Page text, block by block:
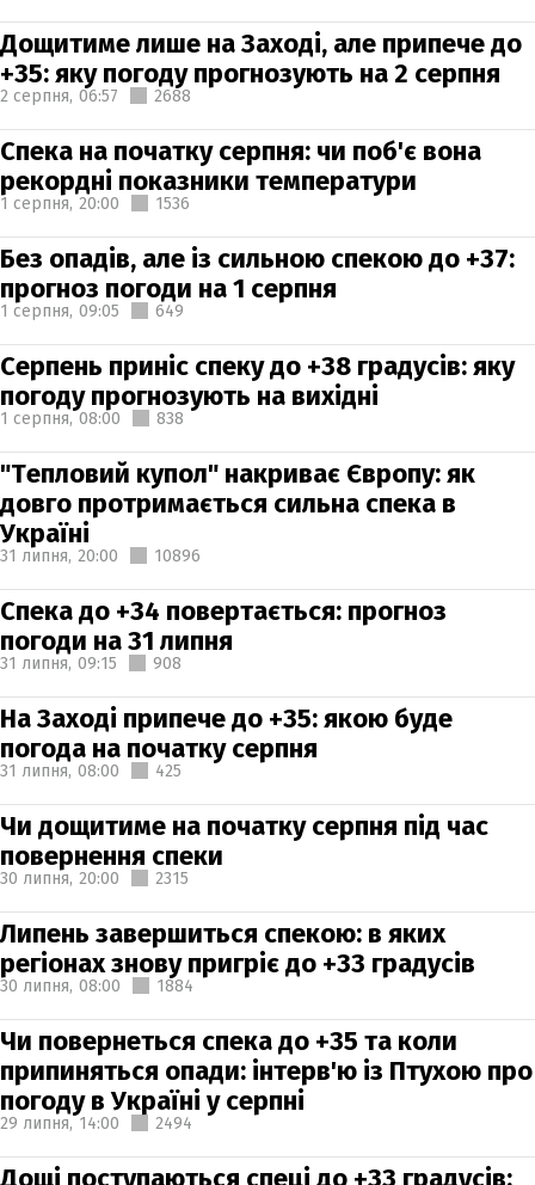
Дощитиме лише на Заході, але припече до
+35: яку погоду прогнозують на 2 серпня
2 серпня, 06:57 2688
Спека на початку серпня: чи поб'є вона
рекордні показники температури
1 серпня, 20:00 1536
Без опадів, але із сильною спекою до +37:
прогноз погоди на 1 серпня
1 серпня, 09:05 649
Серпень приніс спеку до +38 градусів: яку
погоду прогнозують на вихідні
1 серпня, 08:00 838
"Тепловий купол" накриває Європу: як
довго протримається сильна спека в
Україні
31 липня, 20:00 10896
Спека до +34 повертається: прогноз
погоди на 31 липня
31 липня, 09:15 908
На Заході припече до +35: якою буде
погода на початку серпня
31 липня, 08:00 425
Чи дощитиме на початку серпня під час
повернення спеки
30 липня, 20:00 2315
Липень завершиться спекою: в яких
регіонах знову пригріє до +33 градусів
30 липня, 08:00 1884
Чи повернеться спека до +35 та коли
припиняться опади: інтерв'ю із Птухою про
погоду в Україні у серпні
29 липня, 14:00 2494
Дощі поступаються спеці до +33 градусів: